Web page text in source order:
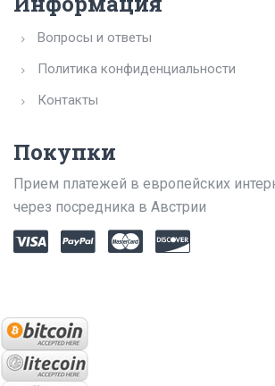
Вопросы и ответы
Политика конфиденциальности
Контакты
Покупки
Прием платежей в европейских
через посредника в Австрии